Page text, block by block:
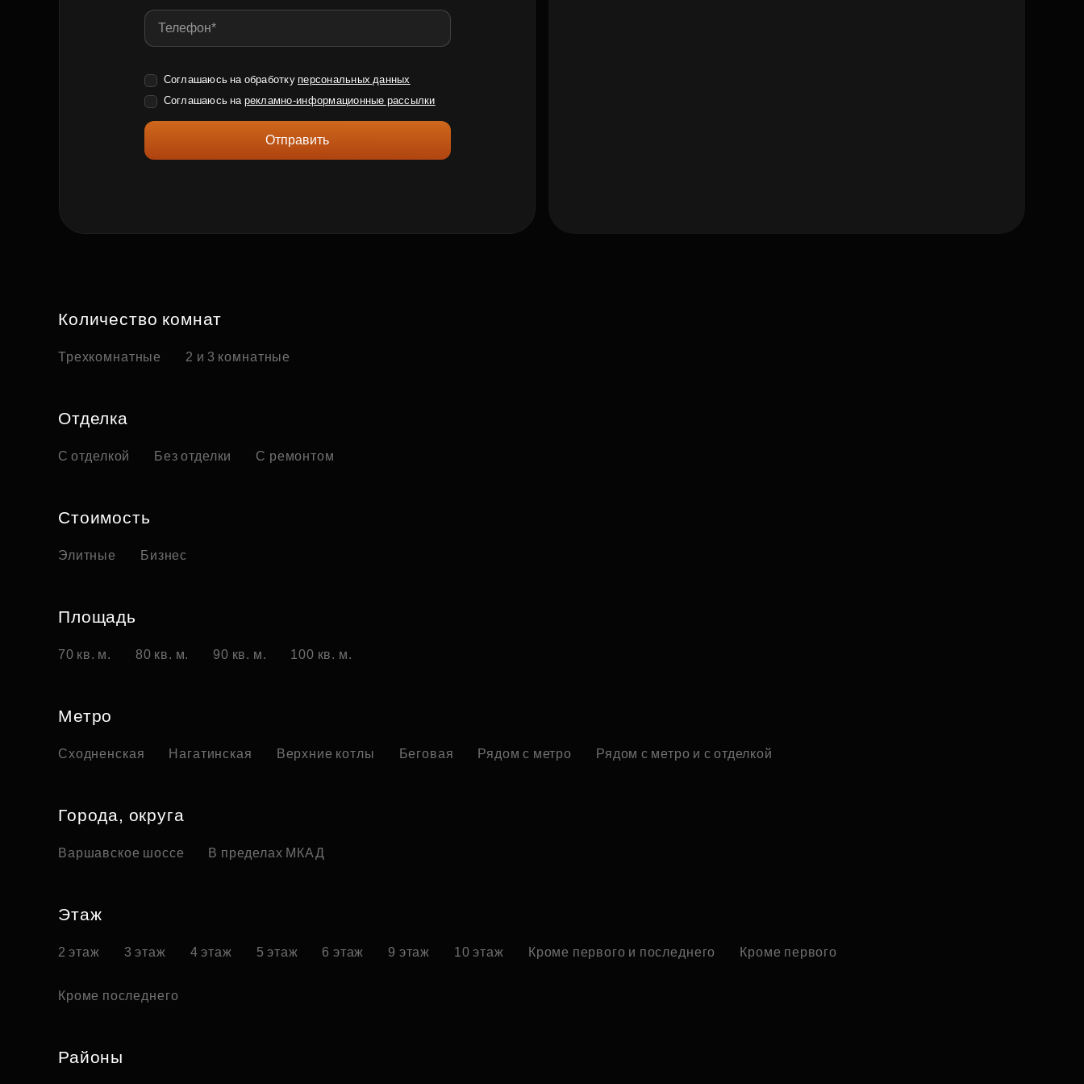
Соглашаюсь на обработку персональных данных
Соглашаюсь на рекламно-информационные рассылки
Отправить
Количество комнат
Трехкомнатные 2 и 3 комнатные
Отделка
С отделкой Без отделки С ремонтом
Стоимость
Элитные Бизнес
Площадь
70 кв. м. 80 кв. м. 90 кв. м. 100 кв. м.
Метро
Сходненская Нагатинская Верхние котлы Беговая Рядом с метро Рядом с метро и с отделкой
Города, округа
Варшавское шоссе В пределах МКАД
Этаж
2 этаж 3 этаж 4 этаж 5 этаж 6 этаж 9 этаж 10 этаж Кроме первого и последнего Кроме первого
Кроме последнего
Районы